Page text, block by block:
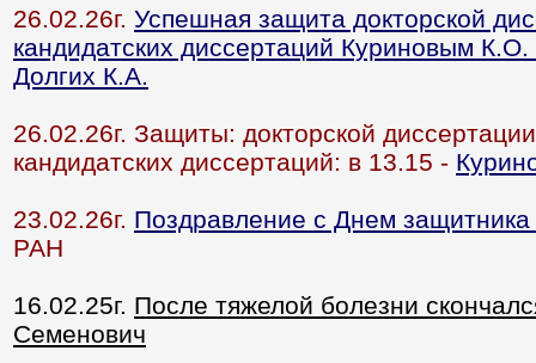
26.02.26г. Успешная защита докторской
кандидатских диссертаций Куриновым К.О.
Долгих К.А.
26.02.26г. Защиты: докторской
кандидатских диссертаций: в 13.15 -
23.02.26г. Поздравление с Днем защитника
РАН
16.02.25г. После тяжелой болезни
Семенович